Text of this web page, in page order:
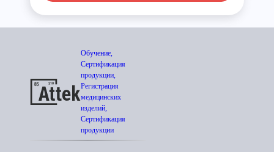
Обучение,
Сертификация
продукции,
Регистрация
медицинских
изделий,
Сертификация
продукции